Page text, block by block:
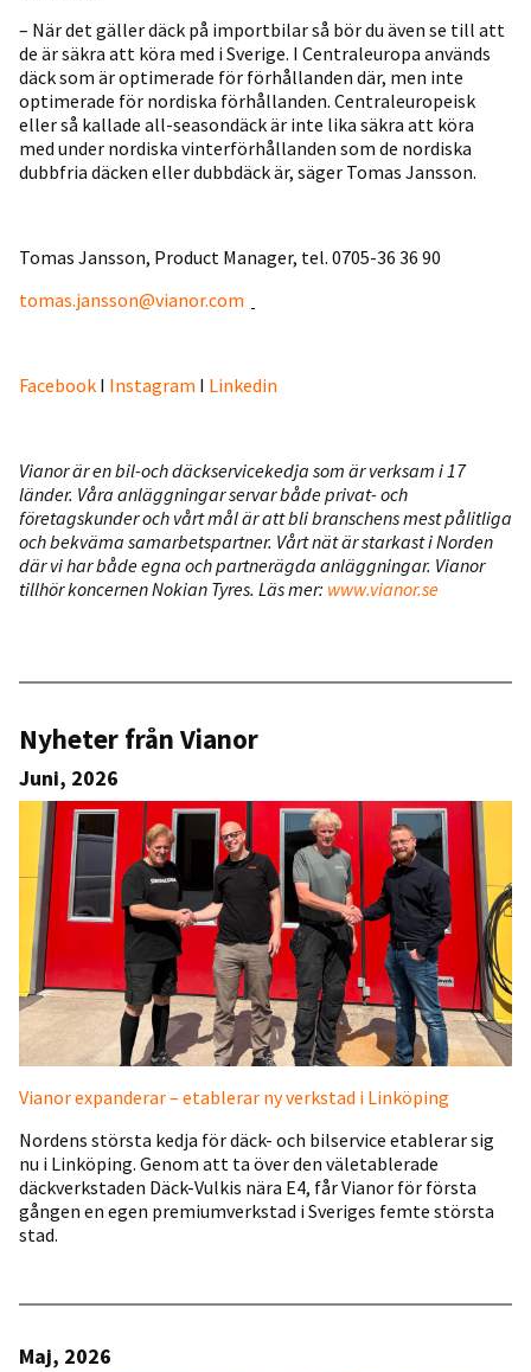
– När det gäller däck på importbilar så bör du även se till att
de är säkra att köra med i Sverige. I Centraleuropa används
däck som är optimerade för förhållanden där, men inte
optimerade för nordiska förhållanden. Centraleuropeisk
eller så kallade all-seasondäck är inte lika säkra att köra
med under nordiska vinterförhållanden som de nordiska
dubbfria däcken eller dubbdäck är, säger Tomas Jansson.
Tomas Jansson, Product Manager, tel. 0705-36 36 90
tomas.jansson@vianor.com
Facebook I Instagram I Linkedin
Vianor är en bil-och däckservicekedja som är verksam i 17
länder. Våra anläggningar servar både privat- och
företagskunder och vårt mål är att bli branschens mest pålitliga
och bekväma samarbetspartner. Vårt nät är starkast i Norden
där vi har både egna och partnerägda anläggningar. Vianor
tillhör koncernen Nokian Tyres. Läs mer: www.vianor.se
Nyheter från Vianor
Juni, 2026
Vianor expanderar – etablerar ny verkstad i Linköping
Nordens största kedja för däck- och bilservice etablerar sig
nu i Linköping. Genom att ta över den väletablerade
däckverkstaden Däck-Vulkis nära E4, får Vianor för första
gången en egen premiumverkstad i Sveriges femte största
stad.
Maj, 2026